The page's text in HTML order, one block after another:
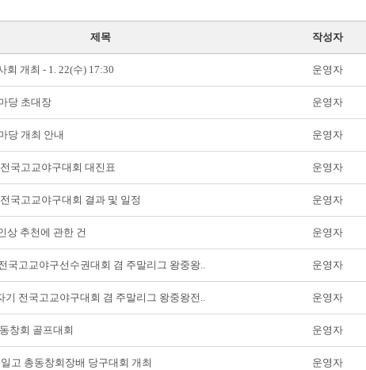
제목 작성자
회 개최 - 1. 22(수) 17:30 운영자
당 초대장 운영자
당 개최 안내 운영자
국고교야구대회 대진표 운영자
국고교야구대회 결과 및 일정 운영자
상 추천에 관한 건 운영자
국고교야구선수권대회 겸 주말리그 왕중왕.. 운영자
기 전국고교야구대회 겸 주말리그 왕중왕전.. 운영자
창회 골프대회 운영자
고 총동창회장배 당구대회 개최 운영자